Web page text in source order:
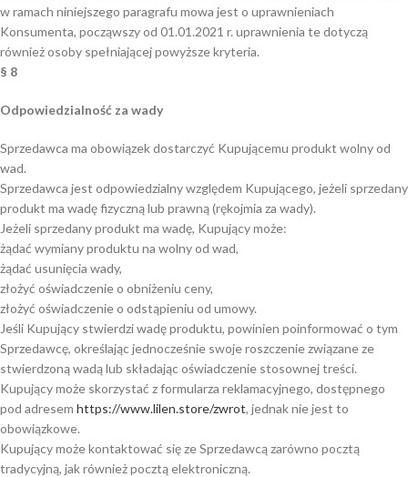
w ramach niniejszego paragrafu mowa jest o uprawnieniach
Konsumenta, począwszy od 01.01.2021 r. uprawnienia te dotyczą
również osoby spełniającej powyższe kryteria.
§ 8
Odpowiedzialność za wady
Sprzedawca ma obowiązek dostarczyć Kupującemu produkt wolny od
wad.
Sprzedawca jest odpowiedzialny względem Kupującego, jeżeli sprzedany
produkt ma wadę fizyczną lub prawną (rękojmia za wady).
Jeżeli sprzedany produkt ma wadę, Kupujący może:
żądać wymiany produktu na wolny od wad,
żądać usunięcia wady,
złożyć oświadczenie o obniżeniu ceny,
złożyć oświadczenie o odstąpieniu od umowy.
Jeśli Kupujący stwierdzi wadę produktu, powinien poinformować o tym
Sprzedawcę, określając jednocześnie swoje roszczenie związane ze
stwierdzoną wadą lub składając oświadczenie stosownej treści.
Kupujący może skorzystać z formularza reklamacyjnego, dostępnego
pod adresem https://www.lilen.store/zwrot, jednak nie jest to
obowiązkowe.
Kupujący może kontaktować się ze Sprzedawcą zarówno pocztą
tradycyjną, jak również pocztą elektroniczną.